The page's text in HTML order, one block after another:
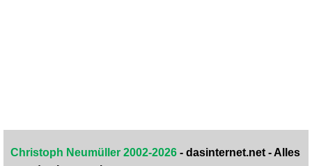
Christoph Neumüller 2002-2026 - dasinternet.net - Alles